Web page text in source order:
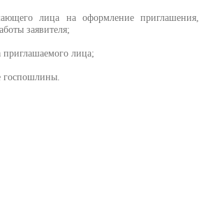
лица на оформление приглашения,
заявителя;
приглашаемого лица;
госпошлины.